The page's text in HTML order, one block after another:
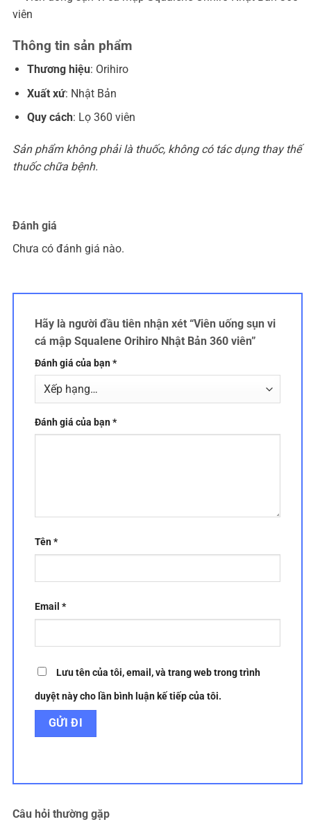
Thông tin sản phẩm
Thương hiệu: Orihiro
Xuất xứ: Nhật Bản
Quy cách: Lọ 360 viên
Sản phẩm không phải là thuốc, không có tác dụng thay thế
thuốc chữa bệnh.
Đánh giá
Chưa có đánh giá nào.
Hãy là người đầu tiên nhận xét “Viên uống sụn vi
cá mập Squalene Orihiro Nhật Bản 360 viên”
Đánh giá của bạn*
Đánh giá của bạn*
Tên*
Email *
Lưu tên của tôi, email, và trang web trong trình
duyệt này cho lần bình luận kế tiếp của tôi.
Câu hỏi thường gặp